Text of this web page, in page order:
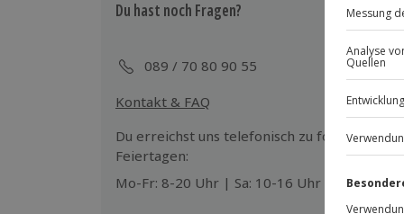
Teilnahmebedingungen
Normale physische und psychische
Wetter
Bei Unwetter wird das Erlebnis
Ausrüstung & Kleidung
Du hast noch Fragen?
089 / 70 80 90 55
Kontakt & FAQ
Du erreichst uns telefonisch zu folgenden
Feiertagen:
Mo-Fr: 8-20 Uhr | Sa: 10-16 Uhr